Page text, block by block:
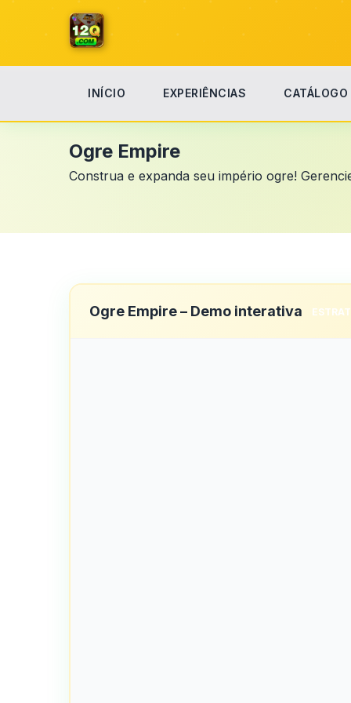
INÍCIO EXPERIÊNCIAS CATÁLOGO
Ogre Empire
Construa e expanda seu império ogre!
Ogre Empire – Demo interativa